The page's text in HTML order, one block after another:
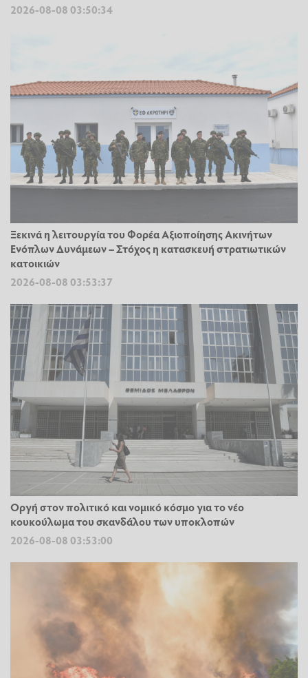
2026-08-08 03:50:34
Ξεκινά η λειτουργία του Φορέα Αξιοποίησης Ακινήτων
Ενόπλων Δυνάμεων – Στόχος η κατασκευή στρατιωτικών
κατοικιών
2026-08-08 03:53:37
Οργή στον πολιτικό και νομικό κόσμο για το νέο
κουκούλωμα του σκανδάλου των υποκλοπών
2026-08-08 03:53:00